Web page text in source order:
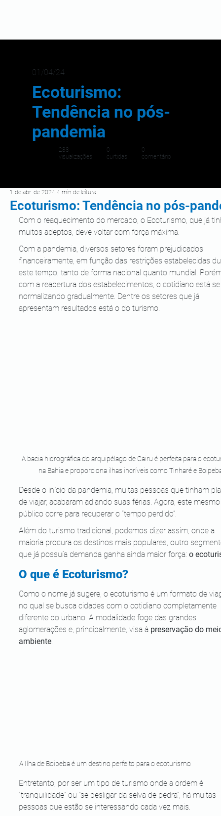
288
visualizações
0
curtidas
0
comentário
Ecoturismo:
Tendência no pós-
pandemia
01/04/24
Ecoturismo: Tendência no pós-
1 de abr. de 2024 4 min de leitura
Com o reaquecimento do mercado, o Ecoturismo, que já
muitos adeptos, deve voltar com força máxima.
Com a pandemia, diversos setores foram prejudicados
financeiramente, em função das restrições estabelecidas
este tempo, tanto de forma nacional quanto mundial.
com a reabertura dos estabelecimentos, o cotidiano está
normalizando gradualmente. Dentre os setores que já
apresentam resultados está o do turismo.
A bacia hidrográfica do arquipélago de Cairu é perfeita para o
na Bahia e proporciona ilhas incríveis como Tinharé e
Desde o início da pandemia, muitas pessoas que tinham
de viajar, acabaram adiando suas férias. Agora, este
público corre para recuperar o “tempo perdido”.
Além do turismo tradicional, podemos dizer assim, onde a
maioria procura os destinos mais populares, outro
que já possuía demanda ganha ainda maior força: o
O que é Ecoturismo?
Como o nome já sugere, o ecoturismo é um formato de
no qual se busca cidades com o cotidiano completamente
diferente do urbano. A modalidade foge das grandes
aglomerações e, principalmente, visa à preservação do
ambiente.
A Ilha de Boipeba é um destino perfeito para o ecoturismo
Entretanto, por ser um tipo de turismo onde a ordem é
“tranquilidade” ou “se desligar da selva de pedra”, há muitas
pessoas que estão se interessando cada vez mais.